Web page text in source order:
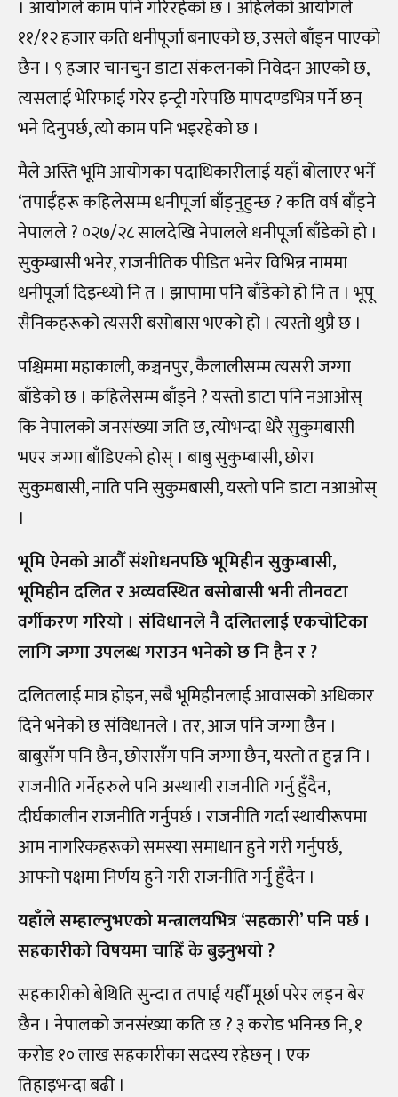
। आयोगले काम पनि गरिरहेको छ । अहिलेको आयोगले
११/१२ हजार कति धनीपूर्जा बनाएको छ, उसले बाँड्न पाएको
छैन । ९ हजार चानचुन डाटा संकलनको निवेदन आएको छ,
त्यसलाई भेरिफाई गरेर इन्ट्री गरेपछि मापदण्डभित्र पर्ने छन्
भने दिनुपर्छ, त्यो काम पनि भइरहेको छ ।
मैले अस्ति भूमि आयोगका पदाधिकारीलाई यहाँ बोलाएर भनेँ
‘तपाईँहरू कहिलेसम्म धनीपूर्जा बाँड्नुहुन्छ ? कति वर्ष बाँड्ने
नेपालले ? ०२७/२८ सालदेखि नेपालले धनीपूर्जा बाँडेको हो ।
सुकुम्बासी भनेर, राजनीतिक पीडित भनेर विभिन्न नाममा
धनीपूर्जा दिइन्थ्यो नि त । झापामा पनि बाँडेको हो नि त । भूपू
सैनिकहरूको त्यसरी बसोबास भएको हो । त्यस्तो थुप्रै छ ।
पश्चिममा महाकाली, कञ्चनपुर, कैलालीसम्म त्यसरी जग्गा
बाँडेको छ । कहिलेसम्म बाँड्ने ? यस्तो डाटा पनि नआओस्
कि नेपालको जनसंख्या जति छ, त्योभन्दा धेरै सुकुमबासी
भएर जग्गा बाँडिएको होस् । बाबु सुकुम्बासी, छोरा
सुकुमबासी, नाति पनि सुकुमबासी, यस्तो पनि डाटा नआओस्
।
भूमि ऐनको आठौँ संशोधनपछि भूमिहीन सुकुम्बासी,
भूमिहीन दलित र अव्यवस्थित बसोबासी भनी तीनवटा
वर्गीकरण गरियो । संविधानले नै दलितलाई एकचोटिका
लागि जग्गा उपलब्ध गराउन भनेको छ नि हैन र ?
दलितलाई मात्र होइन, सबै भूमिहीनलाई आवासको अधिकार
दिने भनेको छ संविधानले । तर, आज पनि जग्गा छैन ।
बाबुसँग पनि छैन, छोरासँग पनि जग्गा छैन, यस्तो त हुन्न नि ।
राजनीति गर्नेहरुले पनि अस्थायी राजनीति गर्नु हुँदैन,
दीर्घकालीन राजनीति गर्नुपर्छ । राजनीति गर्दा स्थायीरूपमा
आम नागरिकहरूको समस्या समाधान हुने गरी गर्नुपर्छ,
आफ्नो पक्षमा निर्णय हुने गरी राजनीति गर्नु हुँदैन ।
यहाँले सम्हाल्नुभएको मन्त्रालयभित्र ‘सहकारी’ पनि पर्छ ।
सहकारीको विषयमा चाहिँ के बुझ्नुभयो ?
सहकारीको बेथिति सुन्दा त तपाईं यहीँ मूर्छा परेर लड्न बेर
छैन । नेपालको जनसंख्या कति छ ? ३ करोड भनिन्छ नि, १
करोड १० लाख सहकारीका सदस्य रहेछन् । एक
तिहाइभन्दा बढी ।